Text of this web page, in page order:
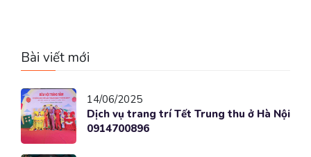
Bài viết mới
14/06/2025
Dịch vụ trang trí Tết Trung thu ở Hà Nội
0914700896